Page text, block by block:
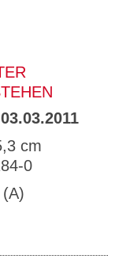
03.03.2011
cm
0
(A)